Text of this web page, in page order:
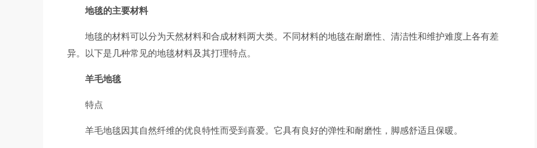
地毯的主要材料
地毯的材料可以分为天然材料和合成材料两大类。不同材料的地毯在耐磨性、清洁性和维护难度上各有差
异。以下是几种常见的地毯材料及其打理特点。
羊毛地毯
特点
羊毛地毯因其自然纤维的优良特性而受到喜爱。它具有良好的弹性和耐磨性，脚感舒适且保暖。